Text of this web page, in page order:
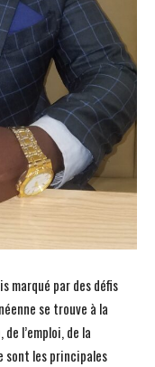
marqué par des défis
se trouve à la
l’emploi, de la
sont les principales